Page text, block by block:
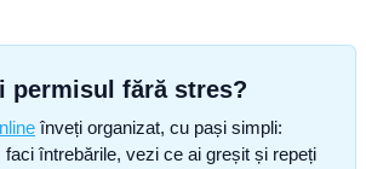
permisul fără stres?
înveți organizat, cu pași simpli:
faci întrebările, vezi ce ai greșit și repeți